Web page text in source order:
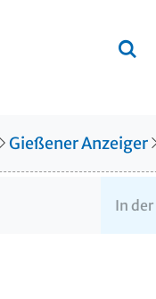
Gießener Anzeiger